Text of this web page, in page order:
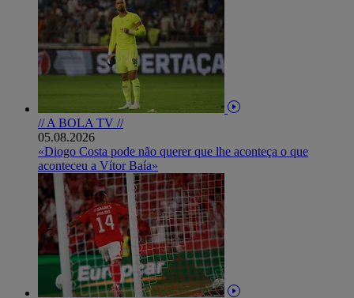
// A BOLA TV //
05.08.2026
«Diogo Costa pode não querer que lhe aconteça o que
aconteceu a Vítor Baía»